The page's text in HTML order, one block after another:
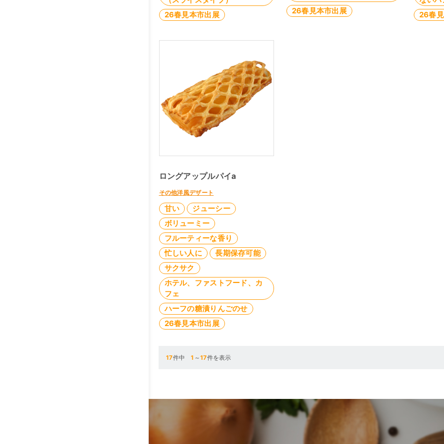
26春見本市出展
26春見本市出展
26春
ロングアップルパイa
その他洋風デザート
甘い
ジューシー
ボリューミー
フルーティーな香り
忙しい人に
長期保存可能
サクサク
ホテル、ファストフード、カ
フェ
ハーフの糖漬りんごのせ
26春見本市出展
17件中1 ～17件を表示